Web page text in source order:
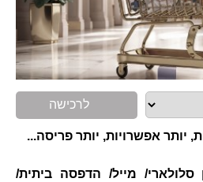
לרכישה
יותר אפשרויות, יותר פריסה...
סלולארי/ מייל/ הדפסה ביתית/